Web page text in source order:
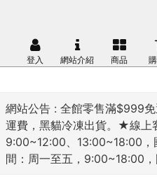
網站公告 : 全館零售滿$999
運費，黑貓冷凍出貨。★線上
9:00~12:00、13:00~18:00
間：周一至五，9:00~18:00，
登入 網站介紹 商品